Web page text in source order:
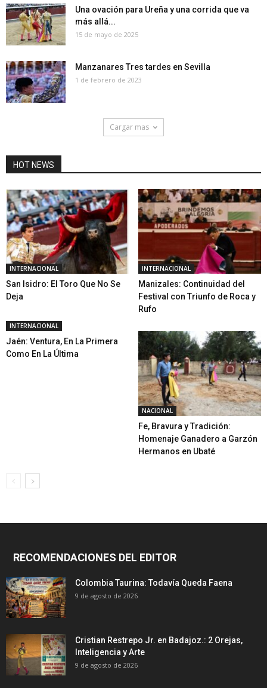
Una ovación para Ureña y una corrida que va
más allá...
15 de mayo de 2025
Manzanares Tres tardes en Sevilla
1 de febrero de 2023
Cargar mas
HOT NEWS
INTERNACIONAL
San Isidro: El Toro Que No Se
Deja
INTERNACIONAL
Manizales: Continuidad del
Festival con Triunfo de Roca y
Rufo
INTERNACIONAL
Jaén: Ventura, En La Primera
Como En La Última
NACIONAL
Fe, Bravura y Tradición:
Homenaje Ganadero a Garzón
Hermanos en Ubaté
RECOMENDACIONES DEL EDITOR
Colombia Taurina: Todavía Queda Faena
9 de agosto de 2026
Cristian Restrepo Jr. en Badajoz.: 2 Orejas,
Inteligencia y Arte
9 de agosto de 2026